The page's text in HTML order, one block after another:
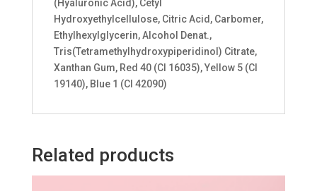
(Hyaluronic Acid), Cetyl
Hydroxyethylcellulose, Citric Acid, Carbomer,
Ethylhexylglycerin, Alcohol Denat.,
Tris(Tetramethylhydroxypiperidinol) Citrate,
Xanthan Gum, Red 40 (CI 16035), Yellow 5 (CI
19140), Blue 1 (CI 42090)
Related products